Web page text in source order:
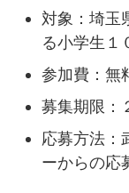
対象：埼玉
る小学生１
参加費：無
募集期限：
応募方法：
ーからの応